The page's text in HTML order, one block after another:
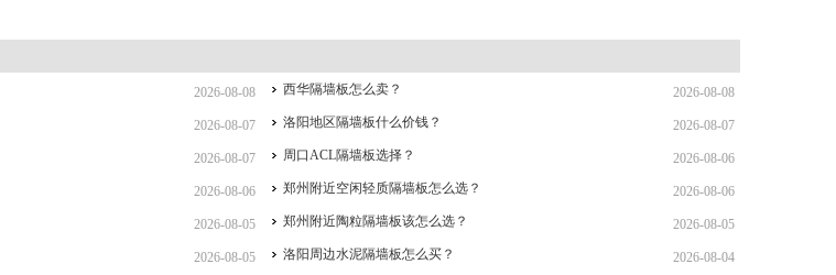
2026-08-08 2026-08-08
西华隔墙板怎么卖？
2026-08-07 2026-08-07
洛阳地区隔墙板什么价钱？
2026-08-07 2026-08-06
周口ACL隔墙板选择？
2026-08-06 2026-08-06
郑州附近空闲轻质隔墙板怎么选？
2026-08-05 2026-08-05
郑州附近陶粒隔墙板该怎么选？
2026-08-05 2026-08-04
洛阳周边水泥隔墙板怎么买？